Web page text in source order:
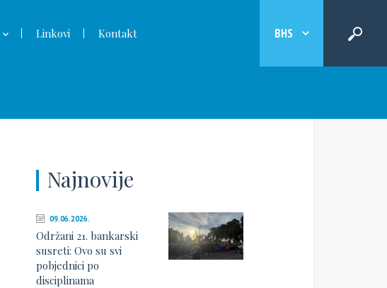
Linkovi Kontakt BHS
Najnovije
09.06.2026.
Održani 21. bankarski
susreti: Ovo su svi
pobjednici po
disciplinama